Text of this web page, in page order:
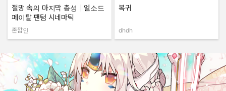
절망 속의 마지막 총성｜엘소드
페이탈 팬텀 시네마틱
작성자:
존깝인
복귀
dhdh
엘소드의 또다른 재미 작가연재만화